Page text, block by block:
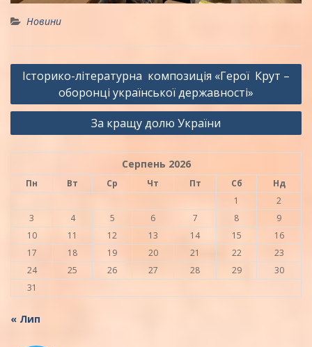
Новини
Навігація
записів
Історико-літературна композиція «Герої Крут –
оборонці української державності»
За кращу долю України
Серпень 2026
Пн Вт Ср Чт Пт Сб
Нд
1
2
3
4 5 6 7 8
9
10
11 12 13 14 15
16
17
18 19 20 21 22
23
24
25 26 27 28 29
30
31
« Лип